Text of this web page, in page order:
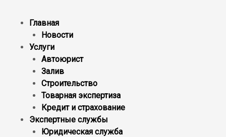
Главная
Новости
Услуги
Автоюрист
Залив
Строительство
Товарная экспертиза
Кредит и страхование
Экспертные службы
Юридическая служба